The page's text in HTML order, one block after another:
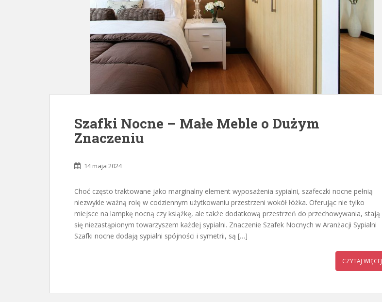
Szafki Nocne – Małe Meble o Dużym
Znaczeniu
14 maja 2024
Choć często traktowane jako marginalny element wyposażenia sypialni, szafeczki nocne pełnią
niezwykle ważną rolę w codziennym użytkowaniu przestrzeni wokół łóżka. Oferując nie tylko
miejsce na lampkę nocną czy książkę, ale także dodatkową przestrzeń do przechowywania, stają
się niezastąpionym towarzyszem każdej sypialni. Znaczenie Szafek Nocnych w Aranżacji Sypialni
Szafki nocne dodają sypialni spójności i symetrii, są […]
CZYTAJ WIĘCEJ